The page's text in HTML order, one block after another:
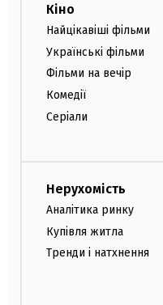
Кіно
Найцікавіші фільми
Українські фільми
Фільми на вечір
Комедії
Серіали
Нерухомість
Аналітика ринку
Купівля житла
Тренди і натхнення